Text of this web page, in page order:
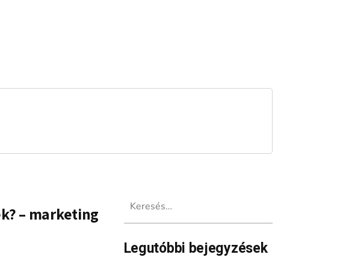
– marketing
Legutóbbi bejegyzések